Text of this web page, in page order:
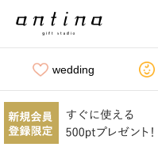
wedding